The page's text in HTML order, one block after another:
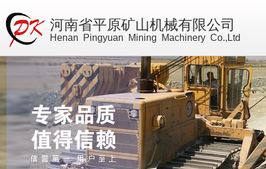
河南省平原矿山机械有限公司
Henan Pingyuan Mining Machinery Co.,Ltd